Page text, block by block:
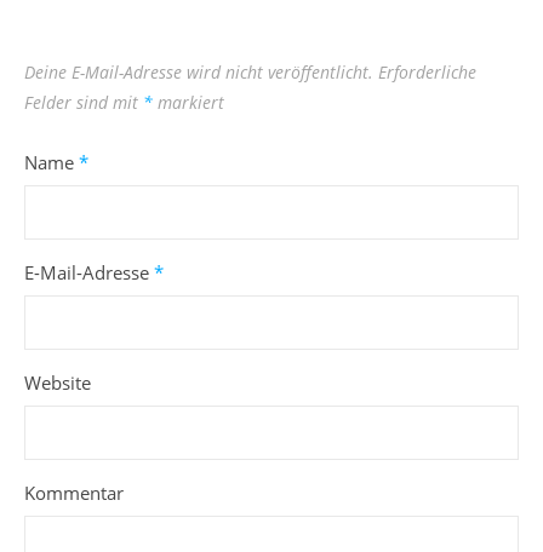
Deine E-Mail-Adresse wird nicht veröffentlicht. Erforderliche
Felder sind mit * markiert
Name *
E-Mail-Adresse *
Website
Kommentar